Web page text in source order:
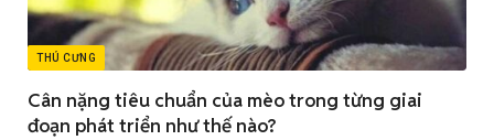
THÚ CƯNG
Cân nặng tiêu chuẩn của mèo trong từng giai
đoạn phát triển như thế nào?